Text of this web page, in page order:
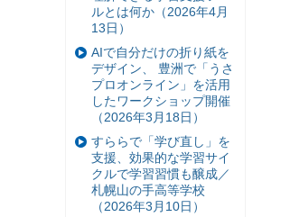
ルとは何か（2026年4月
13日）
AIで自分だけの折り紙を
デザイン、 豊洲で「うさ
プロオンライン」を活用
したワークショップ開催
（2026年3月18日）
すららで「学び直し」を
支援、効果的な学習サイ
クルで学習習慣も醸成／
札幌山の手高等学校
（2026年3月10日）